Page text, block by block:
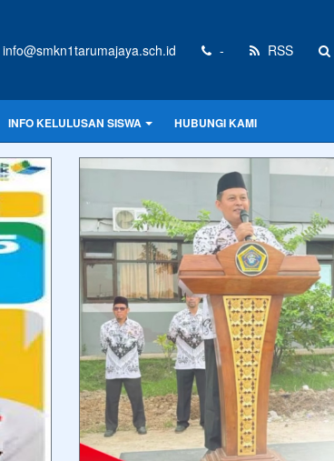
info@smkn1tarumajaya.sch.id - RSS
INFO KELULUSAN SISWA HUBUNGI KAMI